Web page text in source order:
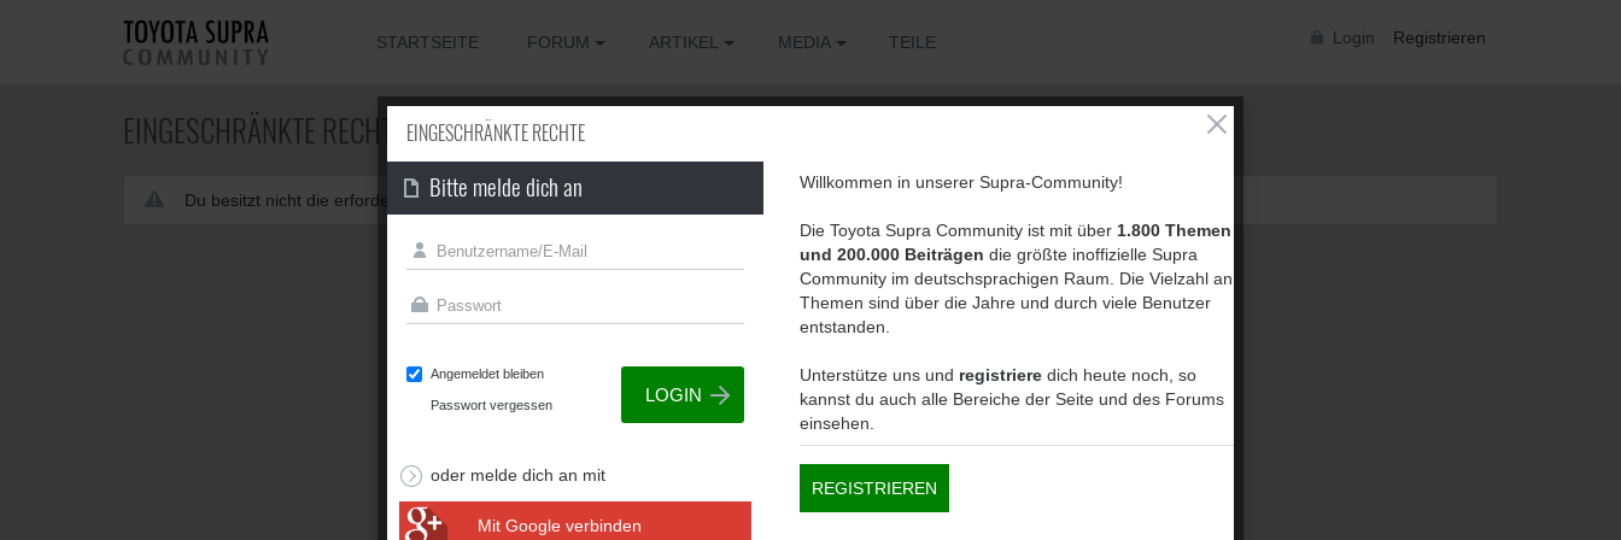
Login Registrieren
STARTSEITE FORUM ARTIKEL MEDIA TEILE
EINGESCHRÄNKTE RECHTE
Du besitzt nicht die erforderliche Berechtigung, um diese Seite zu sehen.
EINGESCHRÄNKTE RECHTE
Bitte melde dich an
Angemeldet bleiben
Passwort vergessen
oder melde dich an mit
Mit Google verbinden
Willkommen in unserer Supra-Community!
Die Toyota Supra Community ist mit über 1.800 Themen
und 200.000 Beiträgen die größte inoffizielle Supra
Community im deutschsprachigen Raum. Die Vielzahl an
Themen sind über die Jahre und durch viele Benutzer
entstanden.
Unterstütze uns und registriere dich heute noch, so
kannst du auch alle Bereiche der Seite und des Forums
einsehen.
REGISTRIEREN